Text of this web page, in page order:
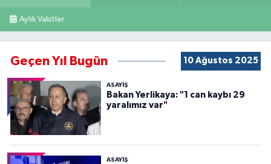
Aylık Vakitler
Geçen Yıl Bugün 10 Ağustos 2025
ASAYİŞ
Bakan Yerlikaya: "1 can kaybı 29
yaralımız var"
ASAYİŞ